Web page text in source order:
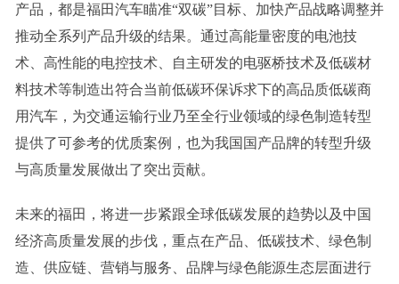
产品，都是福田汽车瞄准“双碳”目标、加快产品战略调整并
推动全系列产品升级的结果。通过高能量密度的电池技
术、高性能的电控技术、自主研发的电驱桥技术及低碳材
料技术等制造出符合当前低碳环保诉求下的高品质低碳商
用汽车，为交通运输行业乃至全行业领域的绿色制造转型
提供了可参考的优质案例，也为我国国产品牌的转型升级
与高质量发展做出了突出贡献。
未来的福田，将进一步紧跟全球低碳发展的趋势以及中国
经济高质量发展的步伐，重点在产品、低碳技术、绿色制
造、供应链、营销与服务、品牌与绿色能源生态层面进行